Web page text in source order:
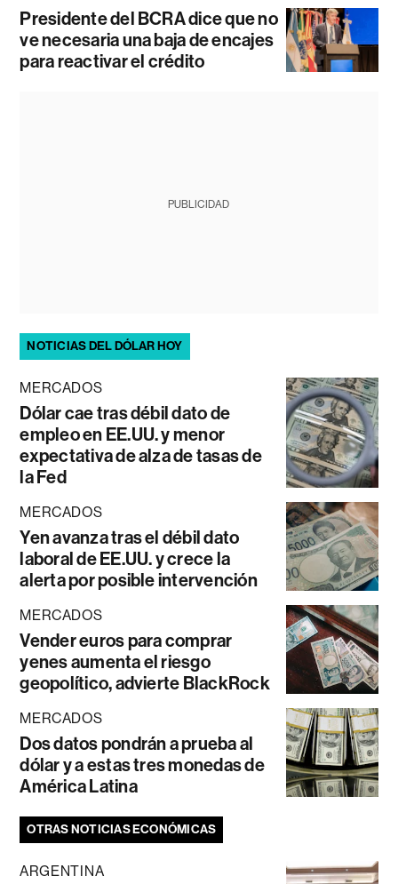
Presidente del BCRA dice que no
ve necesaria una baja de encajes
para reactivar el crédito
PUBLICIDAD
NOTICIAS DEL DÓLAR HOY
MERCADOS
Dólar cae tras débil dato de
empleo en EE.UU. y menor
expectativa de alza de tasas de
la Fed
MERCADOS
Yen avanza tras el débil dato
laboral de EE.UU. y crece la
alerta por posible intervención
MERCADOS
Vender euros para comprar
yenes aumenta el riesgo
geopolítico, advierte BlackRock
MERCADOS
Dos datos pondrán a prueba al
dólar y a estas tres monedas de
América Latina
OTRAS NOTICIAS ECONÓMICAS
ARGENTINA